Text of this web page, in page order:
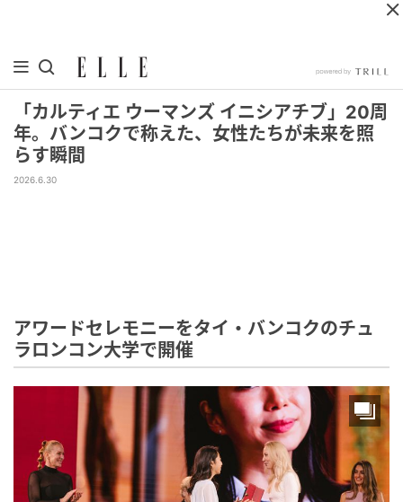
「カルティエ ウーマンズ イニシアチブ」20周
年。バンコクで称えた、女性たちが未来を照
らす瞬間
2026.6.30
アワードセレモニーをタイ・バンコクのチュ
ラロンコン大学で開催